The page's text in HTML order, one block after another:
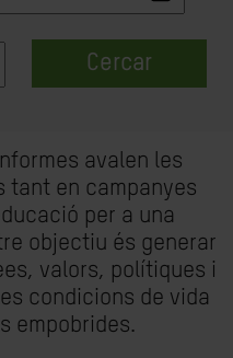
Cercar
avalen les
tant en campanyes
per a una
objectiu és generar
valors, polítiques i
condicions de vida
empobrides.